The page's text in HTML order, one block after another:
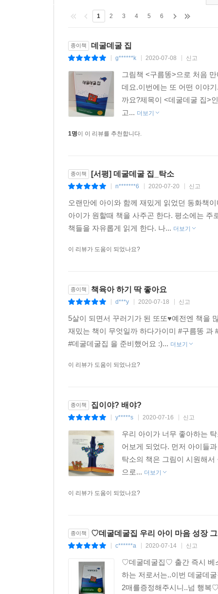
1 2 3 4 5 6
종이책 데굴데굴 집
g******k 2020-07-08 신고
그림책 <구름똥>으로 처음
데요.이번에는 또 어떤 이야
까요?제목이 <데굴데굴 집>
고... 더보기
1명이 이 리뷰를 추천합니다.
종이책 [서평] 데굴데굴 집_탁소
n*******6 2020-07-20 신고
오랜만에 아이와 함께 재밌게 읽었던 동화책
아이가 원할때 책을 사주곤 한다. 평소에는
책들을 자유롭게 읽게 한다. 나... 더보기
이 리뷰가 도움이 되었나요?
종이책 책육아 하기 딱 좋아요
d***y 2020-07-18 신고
5살이 되면서 꾸러기가 된 또또♥예전엔 책을
재밌는 책이 무엇일까 하다가이미 #구름똥 과
#데굴데굴집 을 준비했어요 :)... 더보기
이 리뷰가 도움이 되었나요?
종이책 집이야? 배야?
y*****s 2020-07-16 신고
우리 아이가 너무 좋아하는
어보게 되었다. 먼저 아이들
탁소의 책은 그림이 시원해
으로... 더보기
이 리뷰가 도움이 되었나요?
종이책 ♡데굴데굴집 우리 아이 마음 성장
c******a 2020-07-14 신고
♡데굴데굴집♡ 출간 즉시 베
하는 저로서는..이번 데굴데
2매를증정해주시니..넘 행